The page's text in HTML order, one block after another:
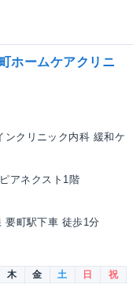
ホームケアクリニ
クリニック内科 緩和ケ
アネクスト1階
要町駅下車 徒歩1分
木 金 土 日
祝